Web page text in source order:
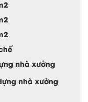
nhà xưởng
nhà xưởng